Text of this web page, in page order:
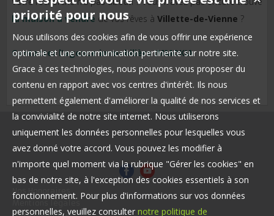
la maison à vendre de vos rêves à Villette-de-Vienne ?
Contacter l'agence immobilière IMMOKIA
Nos Honoraires
priorité pour nous
Nous utilisons des cookies afin de vous offrir une expérience
optimale et une communication pertinente sur notre site.
Grace à ces technologies, nous pouvons vous proposer du
contenu en rapport avec vos centres d'intérêt. Ils nous
permettent également d'améliorer la qualité de nos services et
la convivialité de notre site internet. Nous utiliserons
uniquement les données personnelles pour lesquelles vous
avez donné votre accord. Vous pouvez les modifier à
n'importe quel moment via la rubrique "Gérer les cookies" en
bas de notre site, à l'exception des cookies essentiels à son
fonctionnement. Pour plus d'informations sur vos données
personnelles, veuillez consulter notre politique de